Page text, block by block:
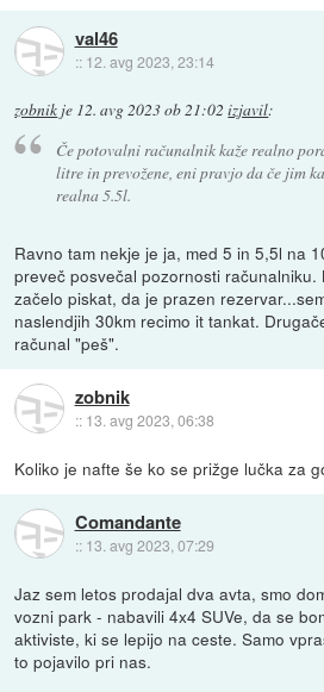
val46
:: 12. avg 2023, 23:14
zobnik je 12. avg 2023 ob 21:02 izjavil:
Če potovalni računalnik kaže realno
litre in prevožene, eni pravjo da če jim
realna 5.5l.
Ravno tam nekje je ja, med 5 in 5,5l na
preveč posvečal pozornosti računalniku.
začelo piskat, da je prazen
naslendjih 30km recimo it tankat.
računal "peš".
zobnik
:: 13. avg 2023, 06:38
Koliko je nafte še ko se prižge lučka za
Comandante
:: 13. avg 2023, 07:29
Jaz sem letos prodajal dva avta, smo
vozni park - nabavili 4x4 SUVe, da se
aktiviste, ki se lepijo na ceste. Samo
to pojavilo pri nas.